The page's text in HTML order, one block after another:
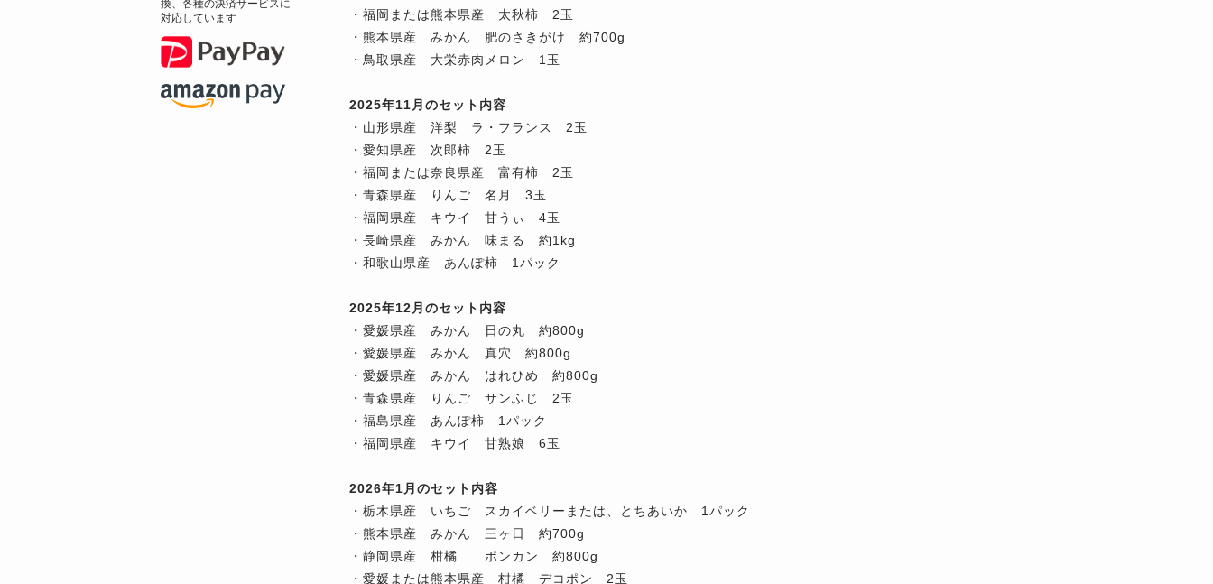
・福岡または熊本県産 太秋柿 2玉
・熊本県産 みかん 肥のさきがけ 約700g
・鳥取県産 大栄赤肉メロン 1玉
2025年11月のセット内容
・山形県産 洋梨 ラ・フランス 2玉
・愛知県産 次郎柿 2玉
・福岡または奈良県産 富有柿 2玉
・青森県産 りんご 名月 3玉
・福岡県産 キウイ 甘うぃ 4玉
・長崎県産 みかん 味まる 約1kg
・和歌山県産 あんぽ柿 1パック
2025年12月のセット内容
・愛媛県産 みかん 日の丸 約800g
・愛媛県産 みかん 真穴 約800g
・愛媛県産 みかん はれひめ 約800g
・青森県産 りんご サンふじ 2玉
・福島県産 あんぽ柿 1パック
・福岡県産 キウイ 甘熟娘 6玉
2026年1月のセット内容
・栃木県産 いちご スカイベリーまたは、とちあいか 1パック
・熊本県産 みかん 三ヶ日 約700g
・静岡県産 柑橘 ポンカン 約800g
・愛媛または熊本県産 柑橘 デコポン 2玉
換、各種の決済サービスに
対応しています